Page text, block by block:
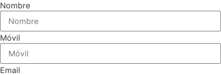
Nombre
Móvil
Email